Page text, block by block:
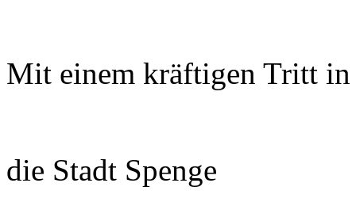
Mit einem kräftigen Tritt in
die Stadt Spenge